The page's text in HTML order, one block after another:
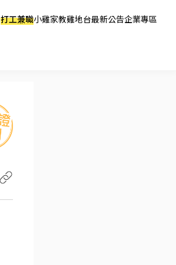
打工兼職小雞家教雞地台最新公告企業專區